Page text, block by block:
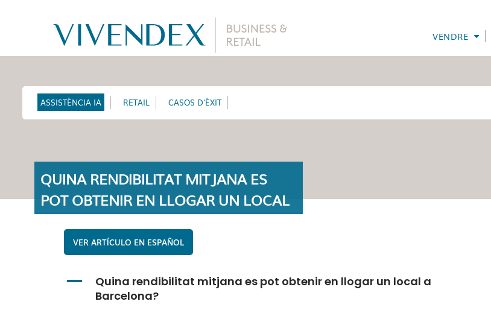
VENDRE
ASSISTÈNCIA IA RETAIL CASOS D'ÈXIT
QUINA RENDIBILITAT MITJANA ES
POT OBTENIR EN LLOGAR UN LOCAL
A BARCELONA?
ESPAÑOL
A
Quina rendibilitat mitjana es pot obtenir en llogar un local a
Barcelona?